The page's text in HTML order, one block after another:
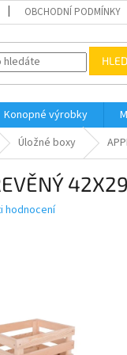
OBCHODNÍ PODMÍNKY
Konopné výrobky
Úložné boxy
hodnocení